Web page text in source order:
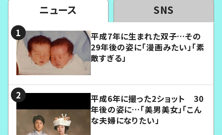
ニュース SNS
平成7年に生まれた双子…その
29年後の姿に「漫画みたい」「素
敵すぎる」
平成6年に撮った2ショット 30
年後の姿に…「美男美女」「こん
な夫婦になりたい」